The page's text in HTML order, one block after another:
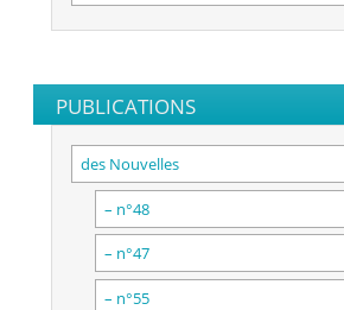
PUBLICATIONS
des Nouvelles
– n°48
– n°47
– n°55